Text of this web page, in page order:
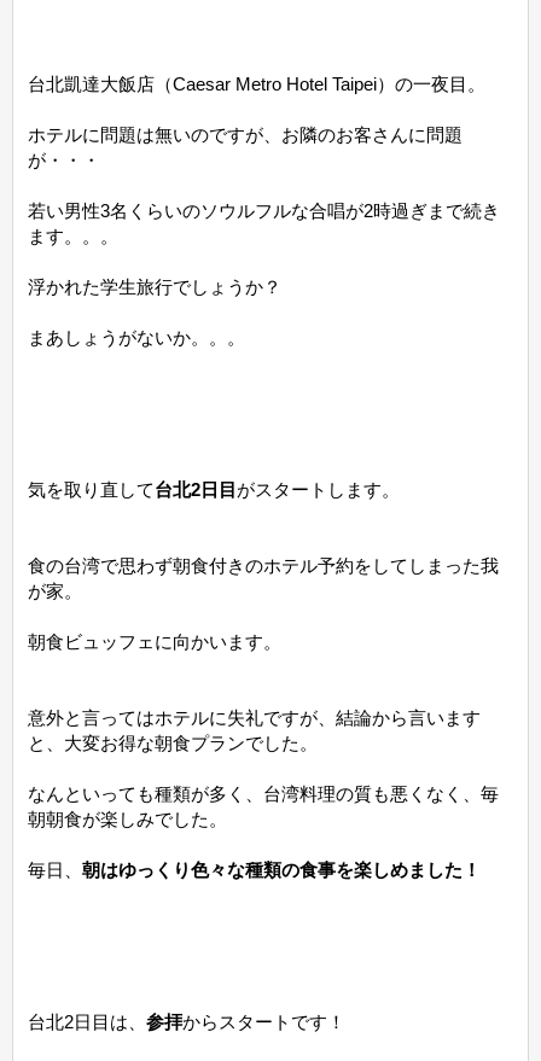
台北凱達大飯店（Caesar Metro Hotel Taipei）の一夜目。
ホテルに問題は無いのですが、お隣のお客さんに問題
が・・・
若い男性3名くらいのソウルフルな合唱が2時過ぎまで続き
ます。。。
浮かれた学生旅行でしょうか？
まあしょうがないか。。。
気を取り直して台北2日目 がスタートします。
食の台湾で思わず朝食付きのホテル予約をしてしまった我
が家。
朝食ビュッフェに向かいます。
意外と言ってはホテルに失礼ですが、結論から言います
と、大変お得な朝食プランでした。
なんといっても種類が多く、台湾料理の質も悪くなく、毎
朝朝食が楽しみでした。
毎日、 朝はゆっくり色々な種類の食事を楽しめました！
台北2日目は、 参拝からスタートです！